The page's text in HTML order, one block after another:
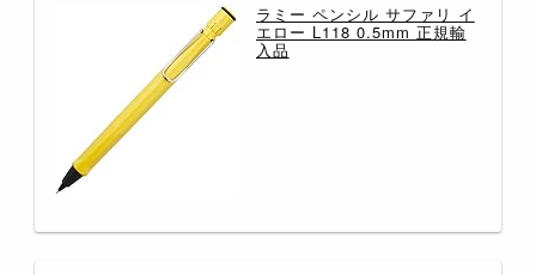
ラミー ペンシル サファリ イ
エロー L118 0.5mm 正規輸
入品